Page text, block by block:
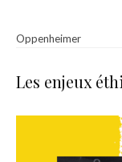
Oppenheimer
Les enjeux